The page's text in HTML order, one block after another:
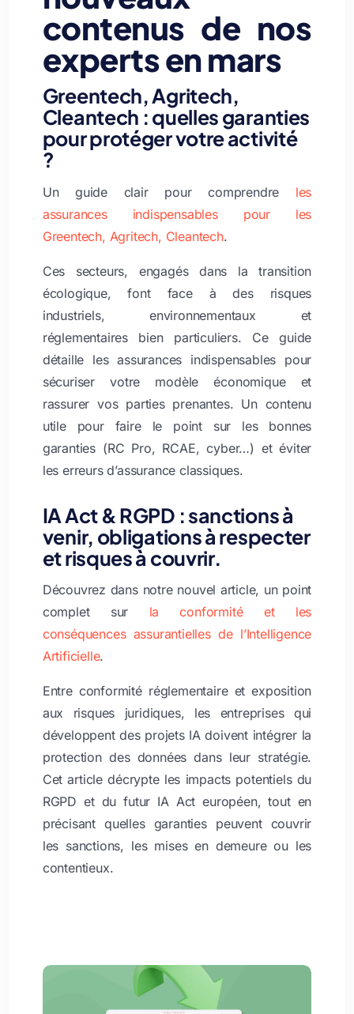
contenus de nos
experts en mars
Greentech, Agritech,
Cleantech : quelles garanties
pour protéger votre activité
?
Un guide clair pour comprendre les
assurances indispensables pour les
Greentech, Agritech, Cleantech.
Ces secteurs, engagés dans la transition
écologique, font face à des risques
industriels, environnementaux et
réglementaires bien particuliers. Ce guide
détaille les assurances indispensables pour
sécuriser votre modèle économique et
rassurer vos parties prenantes. Un contenu
utile pour faire le point sur les bonnes
garanties (RC Pro, RCAE, cyber…) et éviter
les erreurs d’assurance classiques.
IA Act & RGPD : sanctions à
venir, obligations à respecter
et risques à couvrir.
Découvrez dans notre nouvel article, un point
complet sur la conformité et les
conséquences assurantielles de l’Intelligence
Artificielle.
Entre conformité réglementaire et exposition
aux risques juridiques, les entreprises qui
développent des projets IA doivent intégrer la
protection des données dans leur stratégie.
Cet article décrypte les impacts potentiels du
RGPD et du futur IA Act européen, tout en
précisant quelles garanties peuvent couvrir
les sanctions, les mises en demeure ou les
contentieux.